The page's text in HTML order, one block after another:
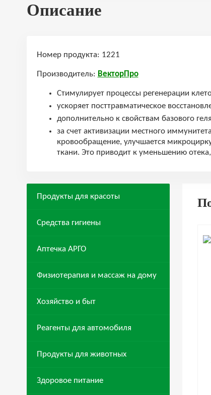
Описание
Номер продукта: 1221
Производитель: ВекторПро
Стимулирует процессы регенерации
ускоряет посттравматическое
дополнительно к свойствам базового
за счет активизации местного
кровообращение, улучшается
ткани. Это приводит к уменьшению
Продукты для красоты
Средства гигиены
Аптечка АРГО
Физиотерапия и массаж на дому
Хозяйство и быт
Реагенты для автомобиля
Продукты для животных
Здоровое питание